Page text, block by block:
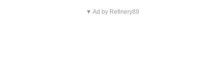
▼ Ad by Refinery89